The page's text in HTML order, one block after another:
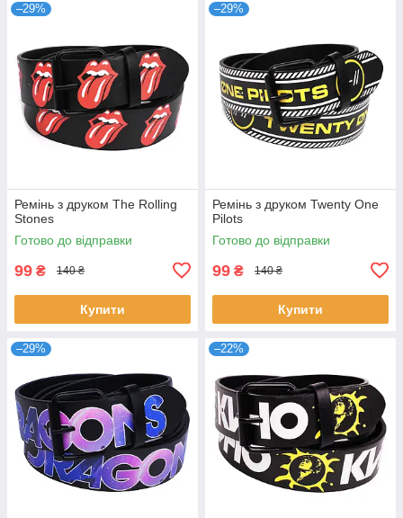
–29%
Ремінь з друком The Rolling
Stones
Готово до відправки
99 ₴ 140 ₴
Купити
–29%
Ремінь з друком Twenty One
Pilots
Готово до відправки
99 ₴ 140 ₴
Купити
–29% –22%